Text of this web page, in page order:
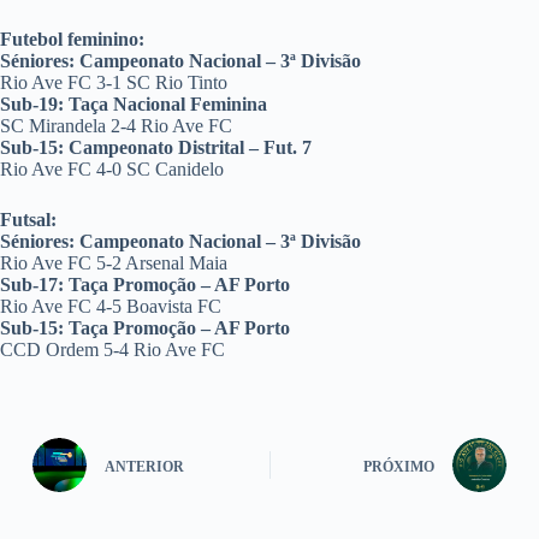
Futebol feminino:
Séniores: Campeonato Nacional – 3ª Divisão
Rio Ave FC 3-1 SC Rio Tinto
Sub-19: Taça Nacional Feminina
SC Mirandela 2-4 Rio Ave FC
Sub-15: Campeonato Distrital – Fut. 7
Rio Ave FC 4-0 SC Canidelo
Futsal:
Séniores: Campeonato Nacional – 3ª Divisão
Rio Ave FC 5-2 Arsenal Maia
Sub-17: Taça Promoção – AF Porto
Rio Ave FC 4-5 Boavista FC
Sub-15: Taça Promoção – AF Porto
CCD Ordem 5-4 Rio Ave FC
ANTERIOR PRÓXIMO